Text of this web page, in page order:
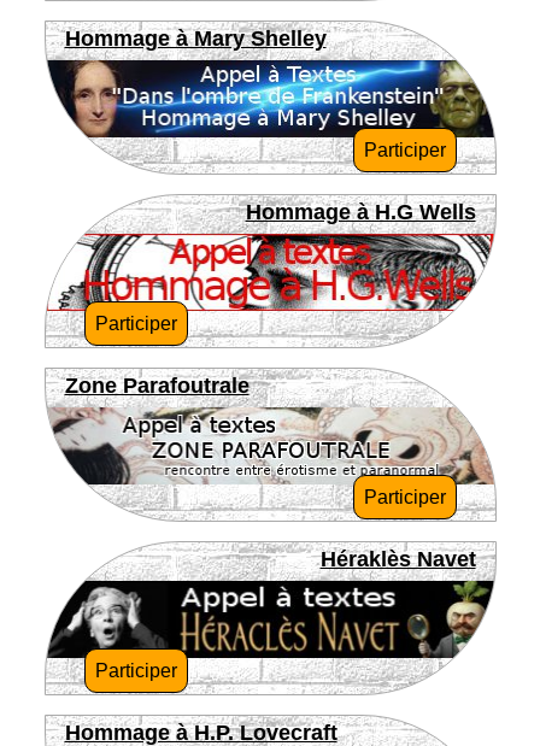
Hommage à Mary Shelley
Participer
Hommage à H.G Wells
Participer
Zone Parafoutrale
Participer
Héraklès Navet
Participer
Hommage à H.P. Lovecraft